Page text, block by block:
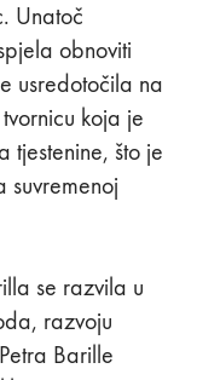
Unatoč
obnoviti
usredotočila na
koja je
tjestenine, što je
se razvila u
razvoju
Barille